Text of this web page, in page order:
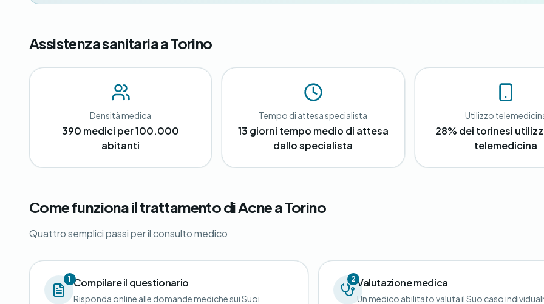
Assistenza sanitaria a Torino
Densità medica
390 medici per 100.000
abitanti
Tempo di attesa specialista
13 giorni tempo medio di attesa
dallo specialista
Utilizzo
28% dei torinesi
telemedicina
Come funziona il trattamento di Acne a Torino
Quattro semplici passi per il consulto medico
1 Compilare il questionario
Risponda online alle domande mediche sui Suoi
2Valutazione medica
Un medico abilitato valuta il Suo caso